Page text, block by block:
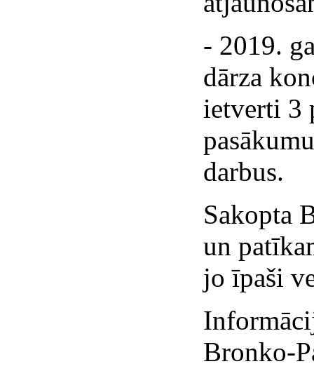
- 2019.
dārza
ietverti 3
darbus.
Sakopta
un
jo īpaši
Bronko-